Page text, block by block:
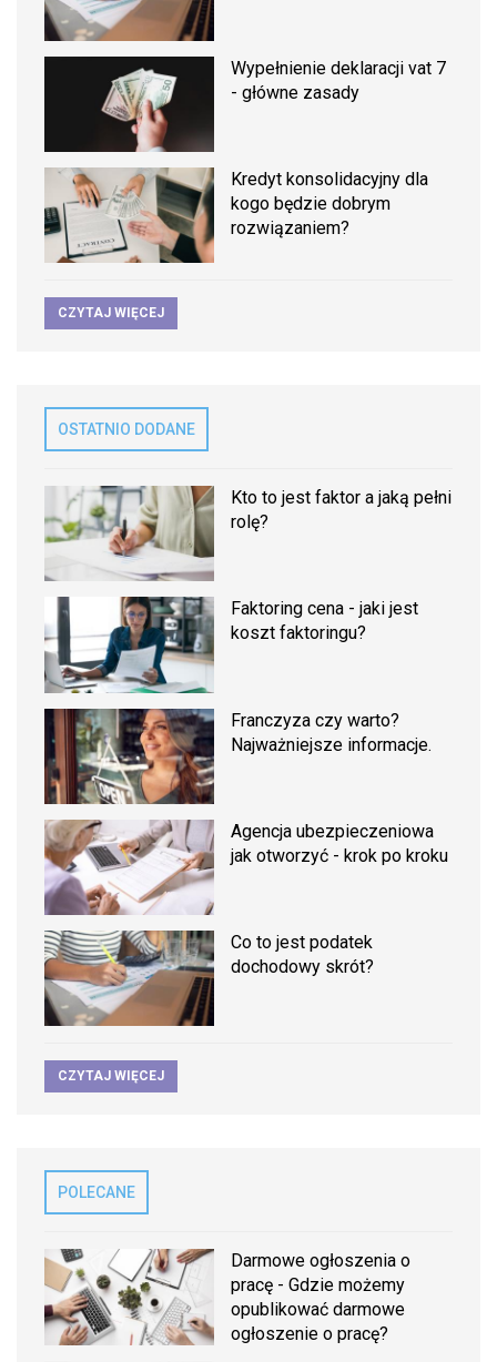
Wypełnienie deklaracji vat 7
- główne zasady
Kredyt konsolidacyjny dla
kogo będzie dobrym
rozwiązaniem?
CZYTAJ WIĘCEJ
OSTATNIO DODANE
Kto to jest faktor a jaką pełni
rolę?
Faktoring cena - jaki jest
koszt faktoringu?
Franczyza czy warto?
Najważniejsze informacje.
Agencja ubezpieczeniowa
jak otworzyć - krok po kroku
Co to jest podatek
dochodowy skrót?
CZYTAJ WIĘCEJ
POLECANE
Darmowe ogłoszenia o
pracę - Gdzie możemy
opublikować darmowe
ogłoszenie o pracę?